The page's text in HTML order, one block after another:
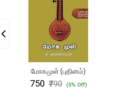
மோகமுள் (புதினம்)
₹750 ₹790 (5% Off)